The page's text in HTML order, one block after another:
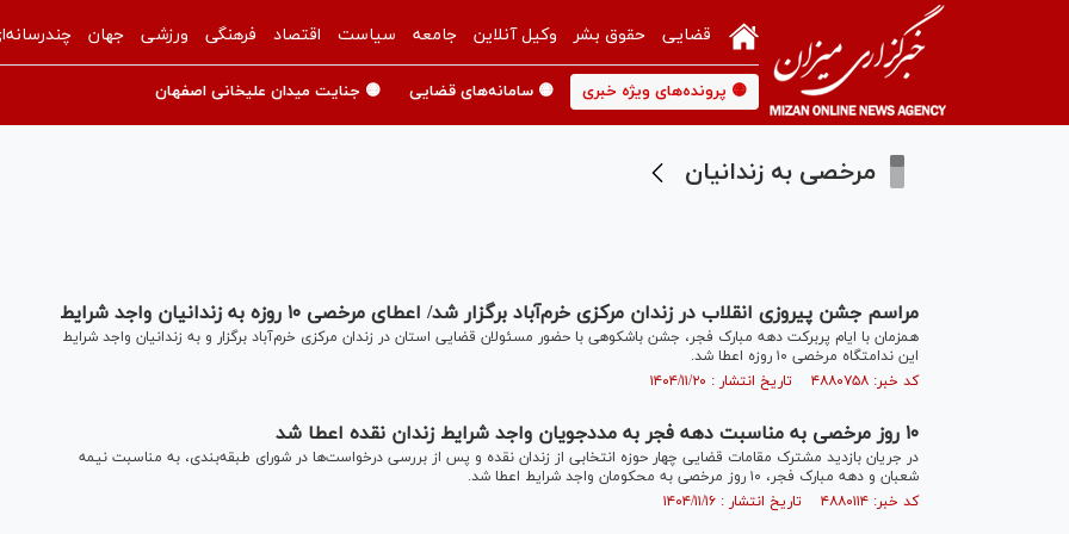
قضایی حقوق بشر وکیل آنلاین جامعه سیاست اقتصاد فرهنگی ورزشی جهان
🟡 پرونده‌های ویژه خبری 🟡 سامانه‌های قضایی 🟡 جنایت میدان علیخانی اصفهان
مرخصی به زندانیان
مراسم جشن پیروزی انقلاب در زندان مرکزی خرم‌آباد برگزار شد/ اعطای مرخصی ۱۰ روزه به زندانیان واجد شرایط
همزمان با ایام پربرکت دهه مبارک فجر، جشن باشکوهی با حضور مسئولان قضایی استان در زندان مرکزی خرم‌آباد برگزار و به زندانیان واجد شرایط
این ندامتگاه مرخصی ۱۰ روزه اعطا شد.
کد خبر: ۴۸۸۰۷۵۸ تاریخ انتشار : ۱۴۰۴/۱۱/۲۰
۱۰ روز مرخصی به مناسبت دهه فجر به مددجویان واجد شرایط زندان نقده اعطا شد
در جریان بازدید مشترک مقامات قضایی چهار حوزه انتخابی از زندان نقده و پس از بررسی درخواست‌ها در شورای طبقه‌بندی، به مناسبت نیمه
شعبان و دهه مبارک فجر، ۱۰ روز مرخصی به محکومان واجد شرایط اعطا شد.
کد خبر: ۴۸۸۰۱۱۴ تاریخ انتشار : ۱۴۰۴/۱۱/۱۶